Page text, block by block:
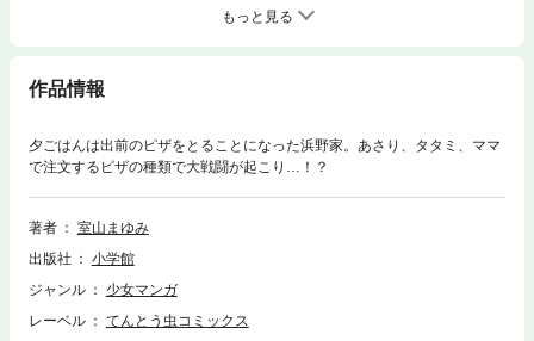
もっと見る
作品情報
夕ごはんは出前のピザをとることになった浜野家。あさり、タタミ、ママ
で注文するピザの種類で大戦闘が起こり…！？
著者
室山まゆみ
出版社
小学館
ジャンル
少女マンガ
レーベル
てんとう虫コミックス